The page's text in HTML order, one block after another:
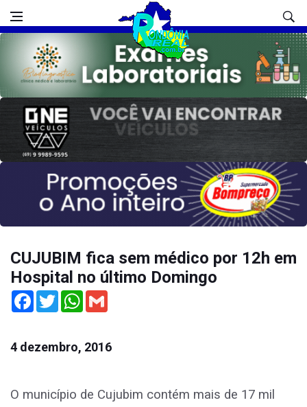
CUJUBIM fica sem médico por 12h em
Hospital no último Domingo
Facebook
TwitterWhatsApp
4 dezembro, 2016
O município de Cujubim contém mais de 17 mil